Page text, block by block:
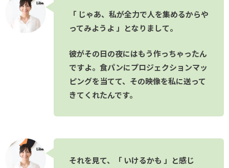
「 じゃあ、私が全力で人を集めるからや
ってみようよ 」となりまして。
彼がその日の夜にはもう作っちゃったん
ですよ。食パンにプロジェクションマッ
ピングを当てて、その映像を私に送って
きてくれたんです。
それを見て、「 いけるかも 」と感じ